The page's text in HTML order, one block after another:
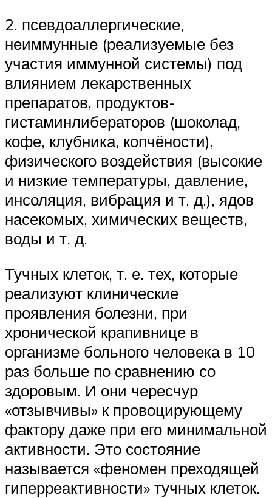
2. псевдоаллергические,
неиммунные (реализуемые без
участия иммунной системы) под
влиянием лекарственных
препаратов, продуктов-
гистаминлибераторов (шоколад,
кофе, клубника, копчёности),
физического воздействия (высокие
и низкие температуры, давление,
инсоляция, вибрация и т. д.), ядов
насекомых, химических веществ,
воды и т. д.
Тучных клеток, т. е. тех, которые
реализуют клинические
проявления болезни, при
хронической крапивнице в
организме больного человека в 10
раз больше по сравнению со
здоровым. И они чересчур
«отзывчивы» к провоцирующему
фактору даже при его минимальной
активности. Это состояние
называется «феномен преходящей
гиперреактивности» тучных клеток.